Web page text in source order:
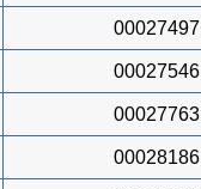
00027497
00027546
00027763
00028186